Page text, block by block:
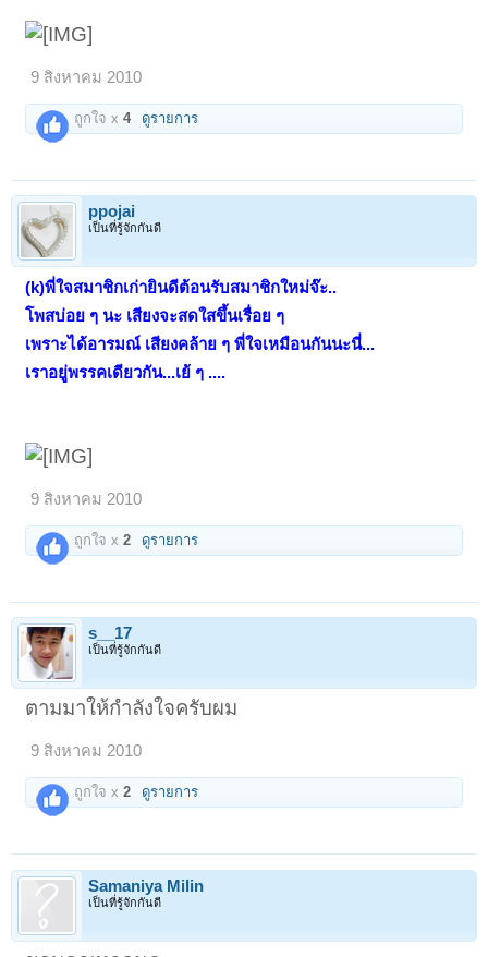
9 สิงหาคม 2010
ถูกใจ x4 ดูรายการ
ppojai
เป็นที่รู้จักกันดี
(k)พี่ใจสมาชิกเก่ายินดีต้อนรับสมาชิกใหม่จ๊ะ..
โพสบ่อย ๆ นะ เสียงจะสดใสขึ้นเรื่อย ๆ
เพราะได้อารมณ์ เสียงคล้าย ๆ พี่ใจเหมือนกันนะนี่...
เราอยู่พรรคเดียวกัน...เย้ ๆ ....
9 สิงหาคม 2010
ถูกใจ x2 ดูรายการ
s__17
เป็นที่รู้จักกันดี
ตามมาให้กำลังใจครับผม
9 สิงหาคม 2010
ถูกใจ x2 ดูรายการ
Samaniya Milin
เป็นที่รู้จักกันดี